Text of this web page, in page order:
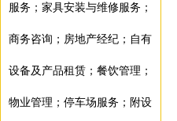
服务；家具安装与维修服务；
商务咨询；房地产经纪；自有
设备及产品租赁；餐饮管理；
物业管理；停车场服务；附设